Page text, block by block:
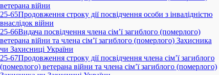
ветерана війни
25-65Продовження строку дії посвідчення особи з інвалідністю
внаслідок війни
25-66Видача посвідчення члена сім’ї загиблого (померлого)
ветерана війни та члена сім’ї загиблого (померлого) Захисника
чи Захисниці України
25-67Продовження строку дії посвідчення члена сім’ї загиблого
(померлого) ветерана війни та члена сім’ї загиблого (померлого)